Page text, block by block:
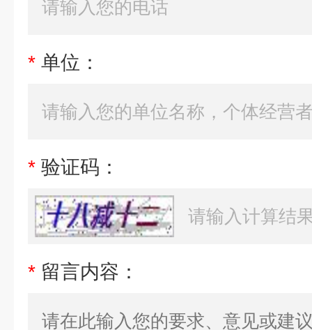
* 单位：
* 验证码：
* 留言内容：